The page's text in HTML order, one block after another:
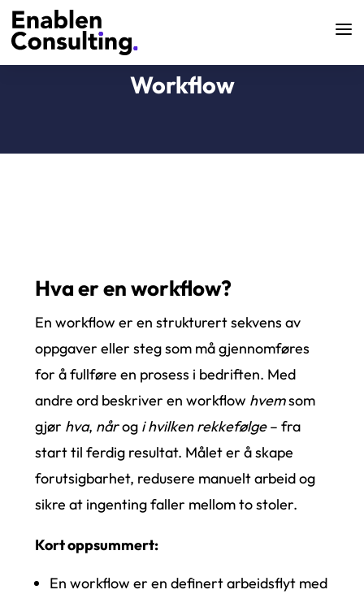
Workflow
Hva er en workflow?
En workflow er en strukturert sekvens av
oppgaver eller steg som må gjennomføres
for å fullføre en prosess i bedriften. Med
andre ord beskriver en workflow hvemsom
gjør hva, nårog i hvilken rekkefølge– fra
start til ferdig resultat. Målet er å skape
forutsigbarhet, redusere manuelt arbeid og
sikre at ingenting faller mellom to stoler.
Kort oppsummert:
En workflow er en definert arbeidsflyt med